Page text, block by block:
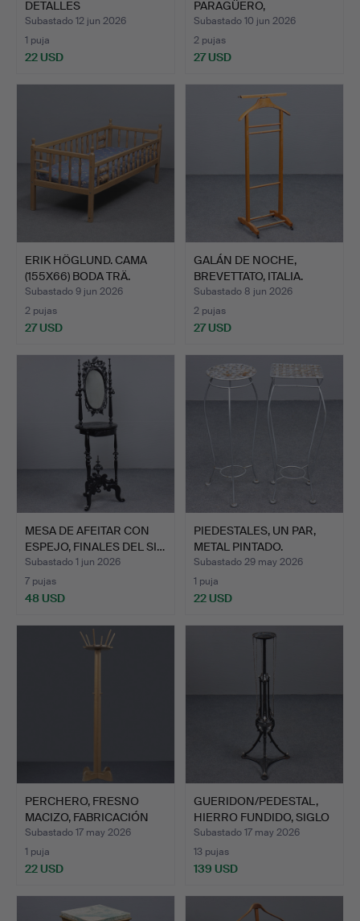
DETALLES
ENNEGRECIDOS, I…
Subastado 12 jun 2026
1 puja
22 USD
PARAGÜERO,
CONTEMPORÁNEO.
Subastado 10 jun 2026
2 pujas
27 USD
ERIK HÖGLUND. CAMA
(155X66) BODA TRÄ.
Subastado 9 jun 2026
2 pujas
27 USD
GALÁN DE NOCHE,
BREVETTATO, ITALIA.
Subastado 8 jun 2026
2 pujas
27 USD
MESA DE AFEITAR CON
ESPEJO, FINALES DEL SI…
Subastado 1 jun 2026
7 pujas
48 USD
PIEDESTALES, UN PAR,
METAL PINTADO.
Subastado 29 may 2026
1 puja
22 USD
PERCHERO, FRESNO
MACIZO, FABRICACIÓN
POR E…
Subastado 17 may 2026
1 puja
22 USD
GUERIDON/PEDESTAL,
HIERRO FUNDIDO, SIGLO
X…
Subastado 17 may 2026
13 pujas
139 USD